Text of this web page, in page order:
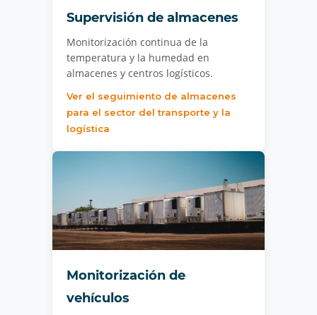
Supervisión de almacenes
Monitorización continua de la
temperatura y la humedad en
almacenes y centros logísticos.
Ver el seguimiento de almacenes
para el sector del transporte y la
logística
Monitorización de
vehículos